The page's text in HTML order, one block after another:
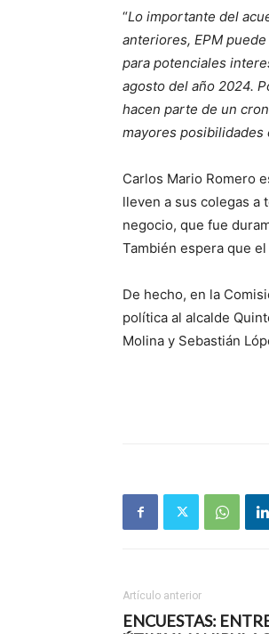
“Lo importante del
anteriores, EPM
para potenciales
agosto del año 2024.
hacen parte de un
mayores posibilidades
Carlos Mario Romero
lleven a sus colegas a
negocio, que fue
También espera que
De hecho, en la
política al alcalde
Molina y Sebastián
Artículo anterior
ENCUESTAS: